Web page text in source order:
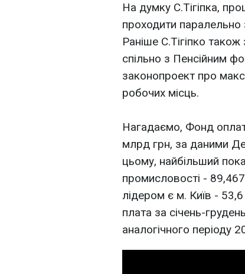
На думку С.Тігіпка,
проходити паралельно
Раніше С.Тігіпко також
спільно з Пенсійним
законопроект про
робочих місць.
Нагадаємо, Фонд
млрд грн, за даними
цьому, найбільший
промисловості -
лідером є м. Київ -
плата за січень-
аналогічного періоду